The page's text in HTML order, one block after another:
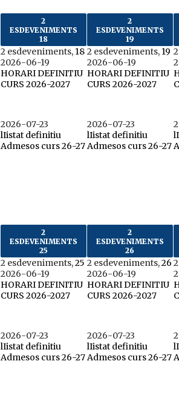
2
ESDEVENIMENTS
18
2 esdeveniments, 18
2026-06-19
HORARI DEFINITIU
CURS 2026-2027
2026-07-23
lIistat definitiu
Admesos curs 26-27
2
ESDEVENIMENTS
19
2 esdeveniments, 19
2026-06-19
HORARI DEFINITIU
CURS 2026-2027
2026-07-23
lIistat definitiu
Admesos curs 26-27
2
ESDEVENIMENTS
25
2 esdeveniments,25
2026-06-19
HORARI DEFINITIU
CURS 2026-2027
2026-07-23
lIistat definitiu
Admesos curs 26-27
2
ESDEVENIMENTS
26
2 esdeveniments,26
2026-06-19
HORARI DEFINITIU
CURS 2026-2027
2026-07-23
lIistat definitiu
Admesos curs 26-27